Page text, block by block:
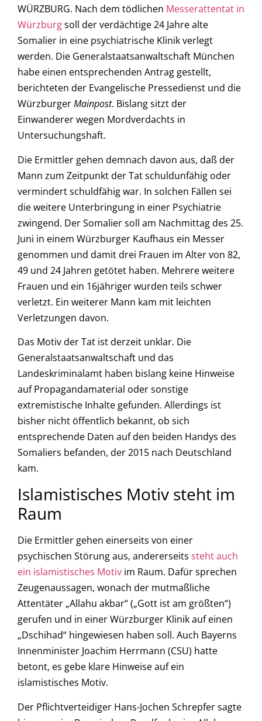
WÜRZBURG. Nach dem tödlichen Messerattentat in
Würzburgsoll der verdächtige 24 Jahre alte
Somalier in eine psychiatrische Klinik verlegt
werden. Die Generalstaatsanwaltschaft München
habe einen entsprechenden Antrag gestellt,
berichteten der Evangelische Pressedienst und die
WürzburgerMainpost. Bislang sitzt der
Einwanderer wegen Mordverdachts in
Untersuchungshaft.
Die Ermittler gehen demnach davon aus, daß der
Mann zum Zeitpunkt der Tat schuldunfähig oder
vermindert schuldfähig war. In solchen Fällen sei
die weitere Unterbringung in einer Psychiatrie
zwingend. Der Somalier soll am Nachmittag des 25.
Juni in einem Würzburger Kaufhaus ein Messer
genommen und damit drei Frauen im Alter von 82,
49 und 24 Jahren getötet haben. Mehrere weitere
Frauen und ein 16jähriger wurden teils schwer
verletzt. Ein weiterer Mann kam mit leichten
Verletzungen davon.
Das Motiv der Tat ist derzeit unklar. Die
Generalstaatsanwaltschaft und das
Landeskriminalamt haben bislang keine Hinweise
auf Propagandamaterial oder sonstige
extremistische Inhalte gefunden. Allerdings ist
bisher nicht öffentlich bekannt, ob sich
entsprechende Daten auf den beiden Handys des
Somaliers befanden, der 2015 nach Deutschland
kam.
Islamistisches Motiv steht im
Raum
Die Ermittler gehen einerseits von einer
psychischen Störung aus, andererseits steht auch
ein islamistisches Motiv im Raum. Dafür sprechen
Zeugenaussagen, wonach der mutmaßliche
Attentäter „Allahu akbar“ („Gott ist am größten“)
gerufen und in einer Würzburger Klinik auf einen
„Dschihad“ hingewiesen haben soll. Auch Bayerns
Innenminister Joachim Herrmann (CSU) hatte
betont, es gebe klare Hinweise auf ein
islamistisches Motiv.
Der Pflichtverteidiger Hans-Jochen Schrepfer sagte